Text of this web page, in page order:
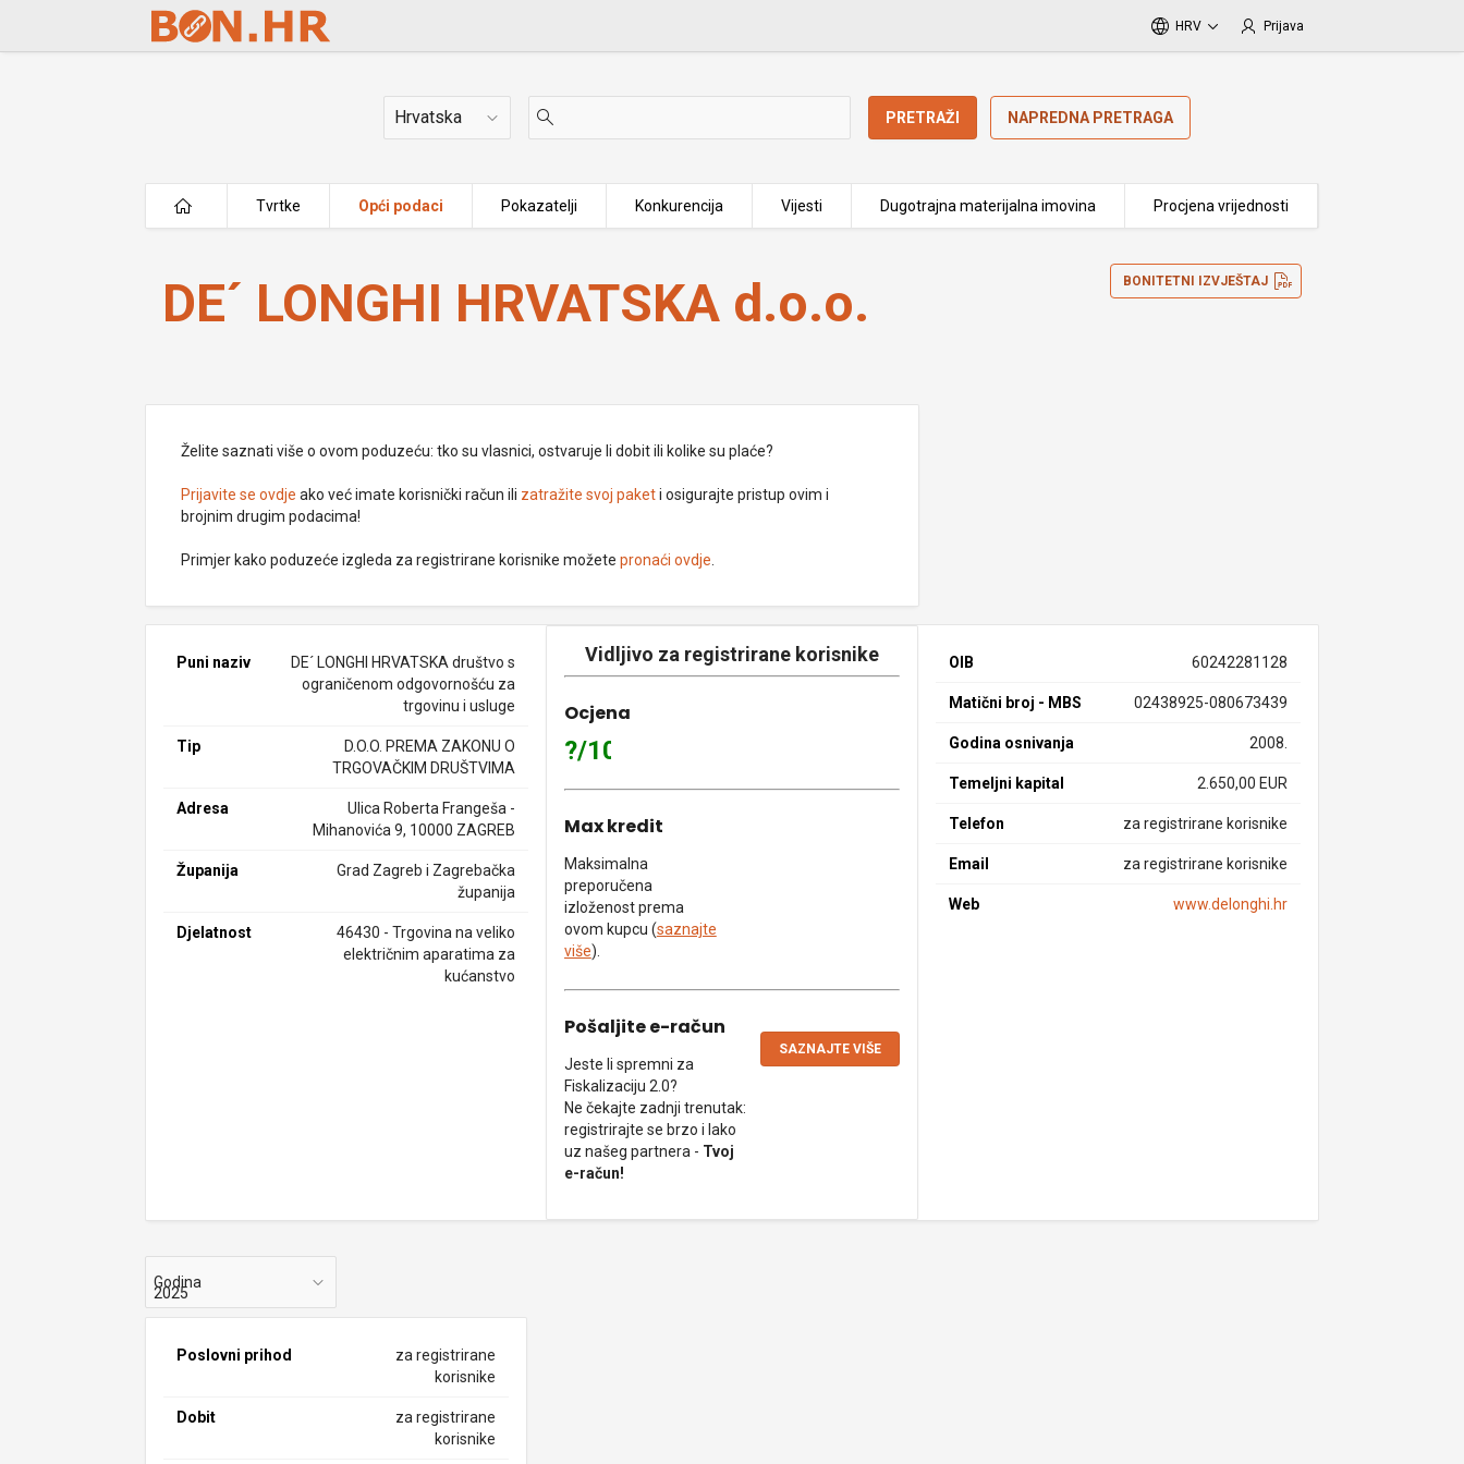
Skip to Main Content
HRV Prijava
Država PRETRAŽI NAPREDNA PRETRAGA
Tvrtke Opći podaci Pokazatelji Konkurencija Vijesti Dugotrajna materijalna imovina Procjena vrijednosti
DE´ LONGHI HRVATSKA d.o.o.
DE´ LONGHI HRVATSKA d.o.o. BONITETNI IZVJEŠTAJ
Želite saznati više o ovom poduzeću: tko su vlasnici, ostvaruje li dobit ili kolike su plaće?
Prijavite se ovdje ako već imate korisnički račun ili zatražite svoj paketi osigurajte pristup ovim i
brojnim drugim podacima!
Primjer kako poduzeće izgleda za registrirane korisnike možetepronaći ovdje
Puni naziv
DE´ LONGHI HRVATSKA društvo s
ograničenom odgovornošću za
trgovinu i usluge
Tip
D.O.O. PREMA ZAKONU O
TRGOVAČKIM DRUŠTVIMA
Adresa
Ulica Roberta Frangeša -
Mihanovića 9, 10000 ZAGREB
Županija
Grad Zagreb i Zagrebačka
županija
Djelatnost
46430 - Trgovina na veliko
električnim aparatima za
kućanstvo
Vidljivo za registrirane korisnike
Ocjena
?/10
Max kredit
Maksimalna
preporučena
izloženost prema
ovom kupcu (saznajte
više).
Pošaljite e-račun
Jeste li spremni za
Fiskalizaciju 2.0?
Ne čekajte zadnji trenutak:
registrirajte se brzo i lako
uz našeg partnera - Tvoj
e-račun!
SAZNAJTE VIŠE
OIB 60242281128
Matični broj - MBS 02438925-080673439
Godina osnivanja 2008.
Temeljni kapital 2.650,00 EUR
Telefon za registrirane korisnike
Email za registrirane korisnike
Web www.delonghi.hr
Godina
Poslovni prihod
za registrirane
korisnike
Dobit
za registrirane
korisnike